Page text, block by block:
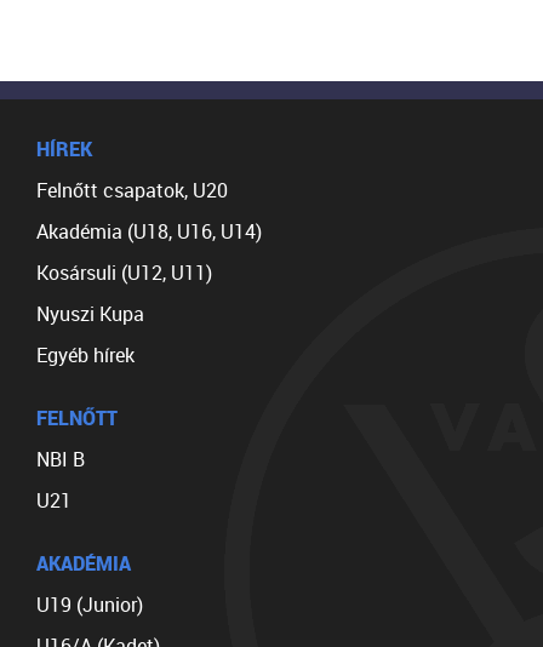
HÍREK
Felnőtt csapatok, U20
Akadémia (U18, U16, U14)
Kosársuli (U12, U11)
Nyuszi Kupa
Egyéb hírek
FELNŐTT
NBI B
U21
AKADÉMIA
U19 (Junior)